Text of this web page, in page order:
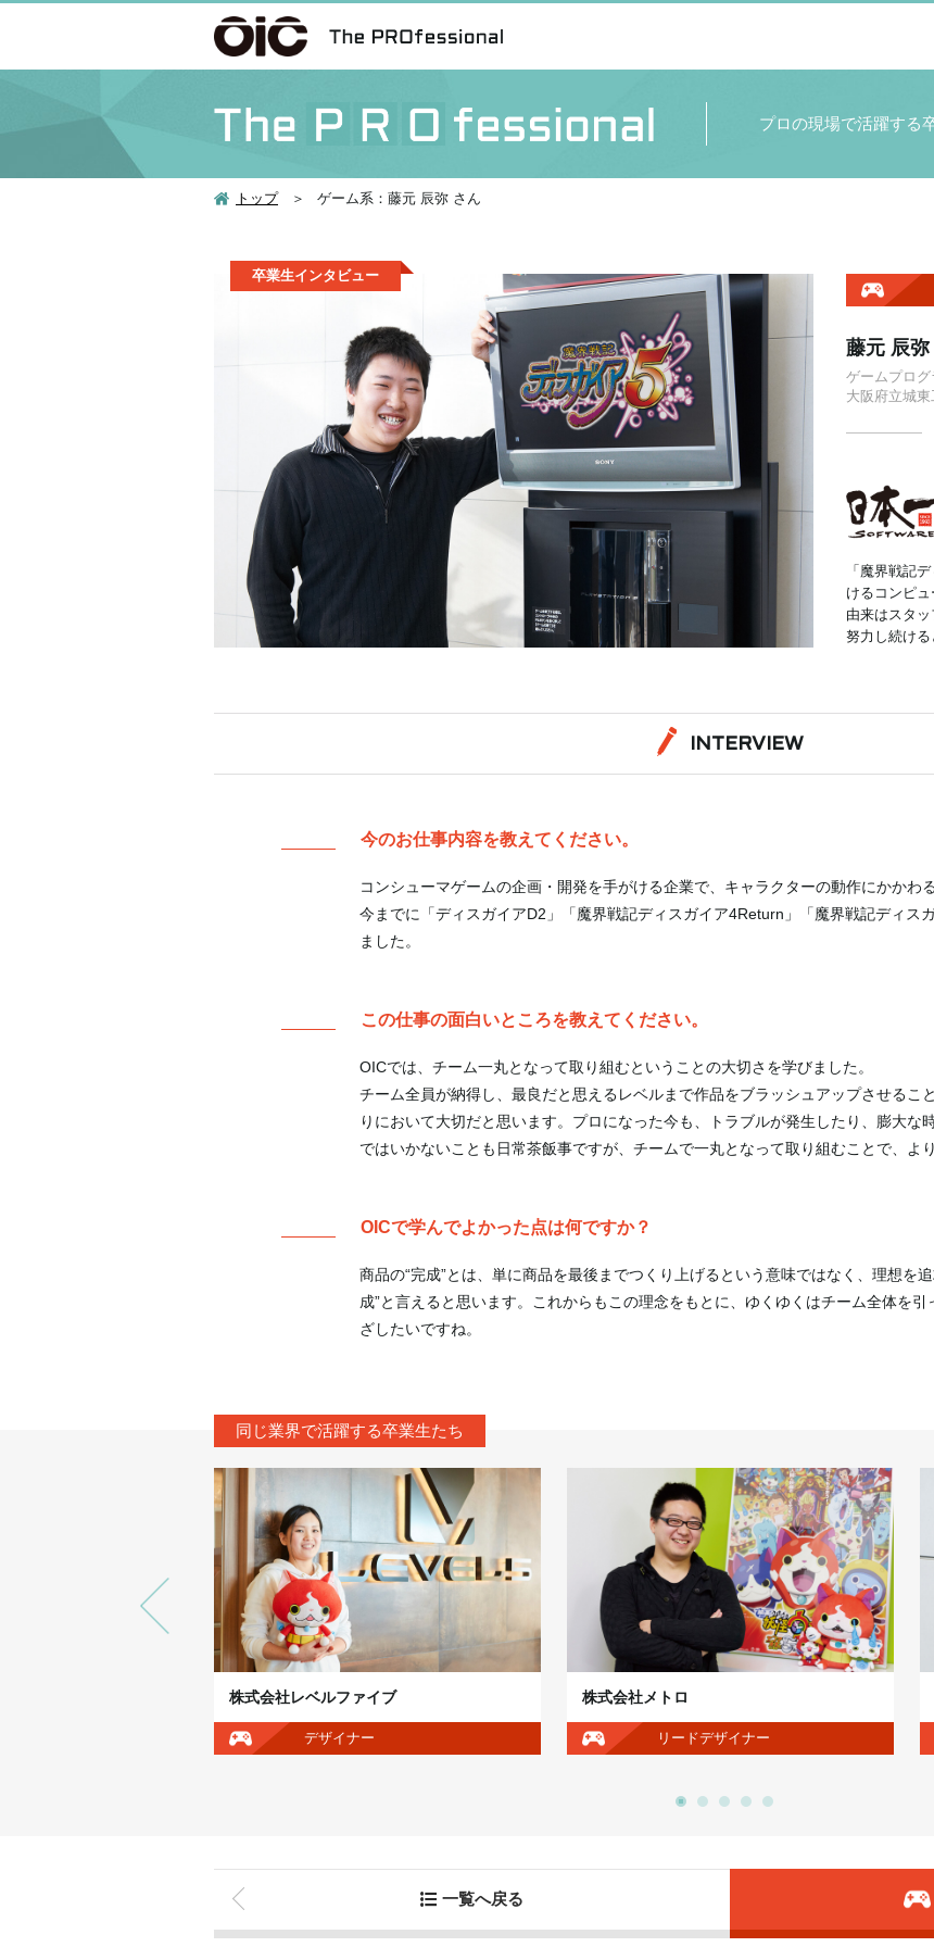
プロの現場で活躍する
トップ ゲーム系：藤元 辰弥 さん
卒業生インタビュー
藤元 辰弥
ゲームプロ
大阪府立城
「魔界戦記
けるコンピ
由来はスタ
努力し続ける
INTERVIEW
今のお仕事内容を教えてください。
コンシューマゲームの企画・開発を手がける企業で、キャラクターの動作にかかわ
今までに「ディスガイアD2」「魔界戦記ディスガイア4Return」「魔界戦記ディス
ました。
この仕事の面白いところを教えてください。
OICでは、チーム一丸となって取り組むということの大切さを学びました。
チーム全員が納得し、最良だと思えるレベルまで作品をブラッシュアップさせるこ
りにおいて大切だと思います。プロになった今も、トラブルが発生したり、膨大な
ではいかないことも日常茶飯事ですが、チームで一丸となって取り組むことで、よ
OICで学んでよかった点は何ですか？
商品の“完成”とは、単に商品を最後までつくり上げるという意味ではなく、理想を
成”と言えると思います。これからもこの理念をもとに、ゆくゆくはチーム全体を
ざしたいですね。
同じ業界で活躍する卒業生たち
株式会社レベルファイブ
デザイナー
株式会社メトロ
リードデザイナー
一覧へ戻る